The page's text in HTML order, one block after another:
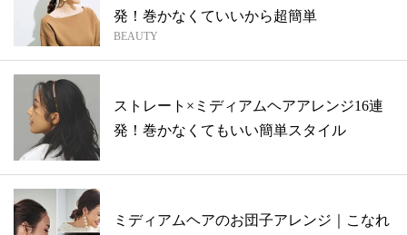
発！巻かなくていいから超簡単
BEAUTY
ストレート×ミディアムヘアアレンジ16連
発！巻かなくてもいい簡単スタイル
ミディアムヘアのお団子アレンジ｜こなれ